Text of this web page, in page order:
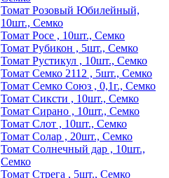
Томат Розовый Юбилейный,
10шт., Семко
Томат Росе , 10шт., Семко
Томат Рубикон , 5шт., Семко
Томат Рустикул , 10шт., Семко
Томат Семко 2112 , 5шт., Семко
Томат Семко Союз , 0,1г., Семко
Томат Сиксти , 10шт., Семко
Томат Сирано , 10шт., Семко
Томат Слот , 10шт., Семко
Томат Солар , 20шт., Семко
Томат Солнечный дар , 10шт.,
Семко
Томат Стрега , 5шт., Семко